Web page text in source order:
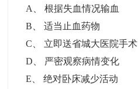
A
、根据失血情况输血
B 、适当止血药物
C
立即送省城大医院手术
D
严密观察病情变化
E 、绝对卧床减少活动